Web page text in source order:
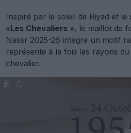
Inspiré par le soleil de Riyad et
«Les Chevaliers », le maillot de
Nassr 2025-26 intègre un motif
représente à la fois les rayons
chevalier.